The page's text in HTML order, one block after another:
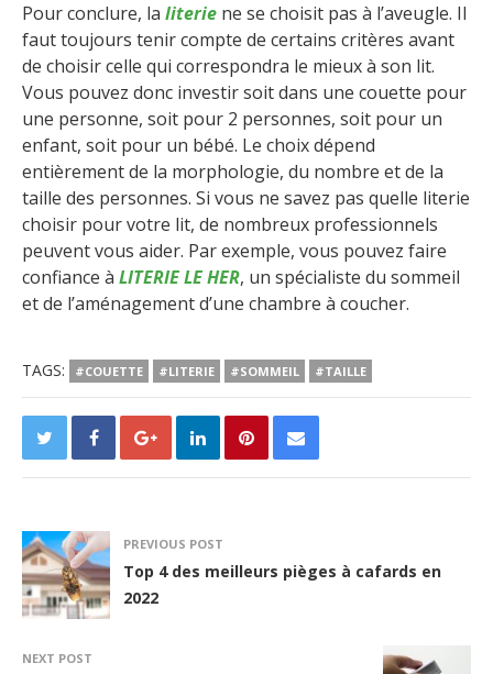
Pour conclure, la literie ne se choisit pas à l’aveugle. Il
faut toujours tenir compte de certains critères avant
de choisir celle qui correspondra le mieux à son lit.
Vous pouvez donc investir soit dans une couette pour
une personne, soit pour 2 personnes, soit pour un
enfant, soit pour un bébé. Le choix dépend
entièrement de la morphologie, du nombre et de la
taille des personnes. Si vous ne savez pas quelle literie
choisir pour votre lit, de nombreux professionnels
peuvent vous aider. Par exemple, vous pouvez faire
confiance à LITERIE LE HER, un spécialiste du sommeil
et de l’aménagement d’une chambre à coucher.
TAGS: #COUETTE #LITERIE #SOMMEIL #TAILLE
PREVIOUS POST
Top 4 des meilleurs pièges à cafards en
2022
NEXT POST